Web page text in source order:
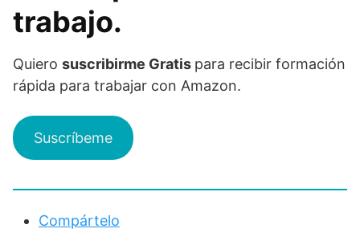
trabajo.
Quiero suscribirme Gratis para recibir formación
rápida para trabajar con Amazon.
Suscríbeme
Compártelo